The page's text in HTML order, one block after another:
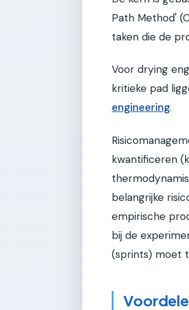
Path Method'
taken die de
Voor drying
kritieke pad
engineering.
kwantificeren
belangrijke
empirische
bij de
(sprints) moet